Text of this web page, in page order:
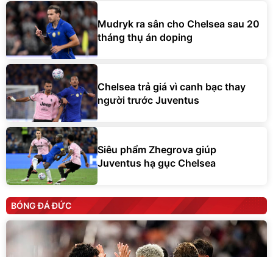
Mudryk ra sân cho Chelsea sau 20
tháng thụ án doping
Chelsea trả giá vì canh bạc thay
người trước Juventus
Siêu phẩm Zhegrova giúp
Juventus hạ gục Chelsea
BÓNG ĐÁ ĐỨC